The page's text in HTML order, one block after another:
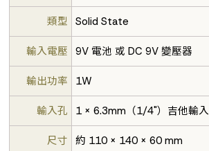
類型 Solid State
輸入電壓 9V 電池 或 DC 9V 變壓器
輸出功率 1W
輸入孔 1 x 6.3mm（1/4"）吉他輸入
尺寸 約 110 × 140 × 60 mm